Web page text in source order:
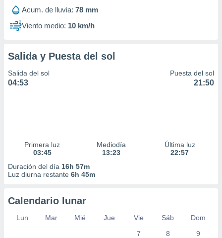
Acum. de lluvia: 78 mm
Viento medio: 10 km/h
Salida y Puesta del sol
Salida del sol
04:53
Puesta del sol
21:50
Primera luz
03:45
Mediodía
13:23
Última luz
22:57
Duración del día 16h 57m
Luz diurna restante 6h 45m
Calendario lunar
Lun Mar Mié Jue Vie Sáb
Dom
7
8 9